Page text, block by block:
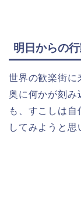
明日からの
世界の歓楽街に
奥に何かが刻み
も、すこしは
してみようと思